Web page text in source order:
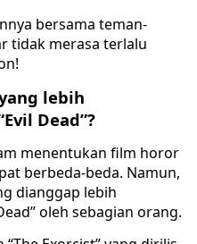
bersama teman-
tidak merasa terlalu
lebih
Dead”?
menentukan film horor
berbeda-beda. Namun,
dianggap lebih
oleh sebagian orang.